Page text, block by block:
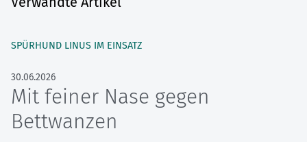
SPÜRHUND LINUS IM EINSATZ
30.06.2026
Mit feiner Nase gegen
Bettwanzen